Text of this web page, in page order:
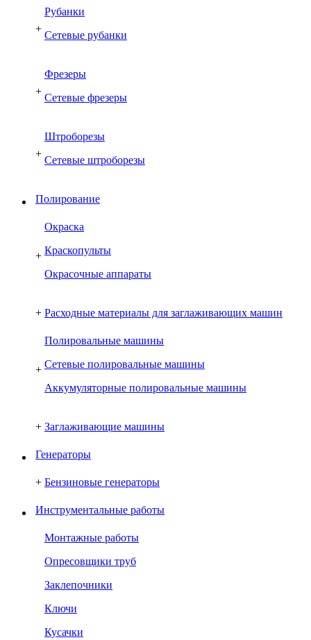
+
Рубанки
Сетевые рубанки
+
Фрезеры
Сетевые фрезеры
+
Штроборезы
Сетевые штроборезы
Полирование
+
Окраска
Краскопульты
Окрасочные аппараты
+ Расходные материалы для заглаживающих машин
+
Полировальные машины
Сетевые полировальные машины
Аккумуляторные полировальные машины
+ Заглаживающие машины
Генераторы
+ Бензиновые генераторы
Инструментальные работы
Монтажные работы
Опресовщики труб
Заклепочники
Ключи
Кусачки